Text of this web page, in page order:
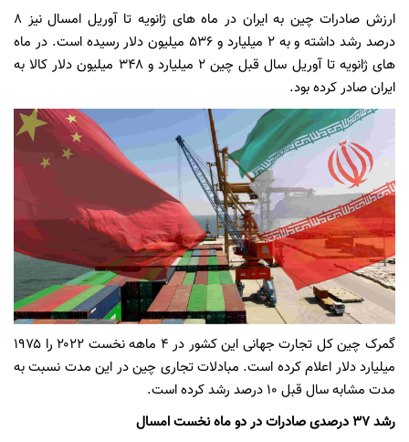
ارزش صادرات چین به ایران در ماه های ژانویه تا آوریل امسال نیز ۸
درصد رشد داشته و به ۲ میلیارد و ۵۳۶ میلیون دلار رسیده است. در ماه
های ژانویه تا آوریل سال قبل چین ۲ میلیارد و ۳۴۸ میلیون دلار کالا به
ایران صادر کرده بود.
گمرک چین کل تجارت جهانی این کشور در ۴ ماهه نخست ۲۰۲۲ را ۱۹۷۵
میلیارد دلار اعلام کرده است. مبادلات تجاری چین در این مدت نسبت به
مدت مشابه سال قبل ۱۰ درصد رشد کرده است.
رشد ۳۷ درصدی صادرات در دو ماه نخست امسال